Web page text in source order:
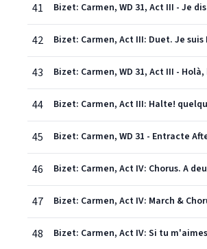
41
42
43
44
45
46
47
48